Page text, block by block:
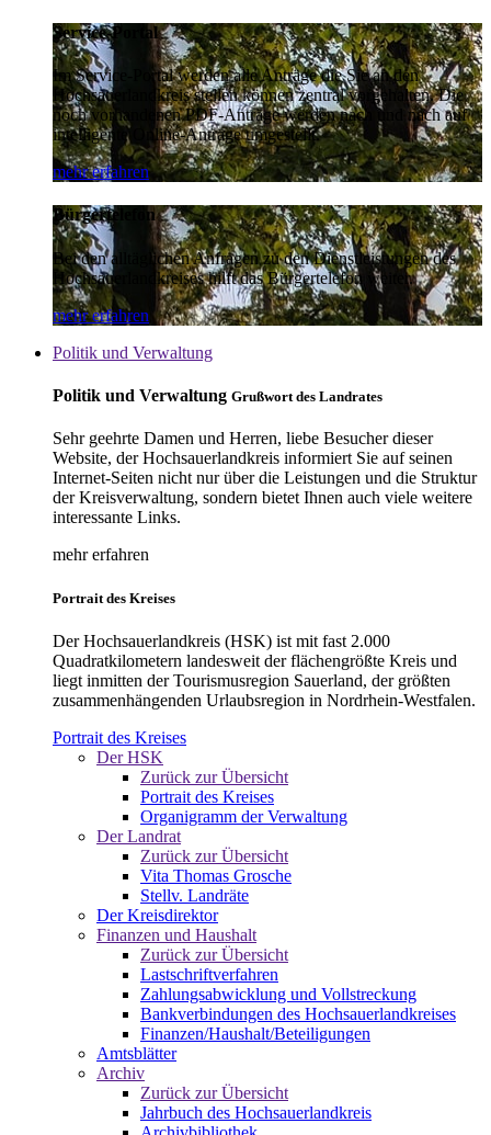
Service-Portal
Im Service-Portal werden alle Anträge die Sie an den
Hochsauerlandkreis stellen können zentral vorgehalten. Die
noch vorhandenen PDF-Anträge werden nach und nach auf
intelligente Online-Anträge umgestellt.
mehr erfahren
Bürgertelefon
Bei den alltäglichen Anfragen zu den Dienstleistungen des
Hochsauerlandkreises hilft das Bürgertelefon weiter.
mehr erfahren
Politik und Verwaltung
Politik und Verwaltung Grußwort des Landrates
Sehr geehrte Damen und Herren, liebe Besucher dieser
Website, der Hochsauerlandkreis informiert Sie auf seinen
Internet-Seiten nicht nur über die Leistungen und die Struktur
der Kreisverwaltung, sondern bietet Ihnen auch viele weitere
interessante Links.
mehr erfahren
Portrait des Kreises
Der Hochsauerlandkreis (HSK) ist mit fast 2.000
Quadratkilometern landesweit der flächengrößte Kreis und
liegt inmitten der Tourismusregion Sauerland, der größten
zusammenhängenden Urlaubsregion in Nordrhein-Westfalen.
Portrait des Kreises
Der HSK
Zurück zur Übersicht
Portrait des Kreises
Organigramm der Verwaltung
Der Landrat
Zurück zur Übersicht
Vita Thomas Grosche
Stellv. Landräte
Der Kreisdirektor
Finanzen und Haushalt
Zurück zur Übersicht
Lastschriftverfahren
Zahlungsabwicklung und Vollstreckung
Bankverbindungen des Hochsauerlandkreises
Finanzen/Haushalt/Beteiligungen
Amtsblätter
Archiv
Zurück zur Übersicht
Jahrbuch des Hochsauerlandkreis